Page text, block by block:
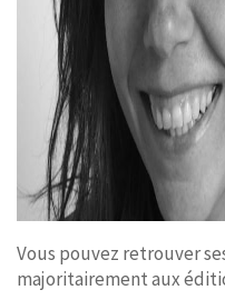
Vous pouvez retrouver
majoritairement aux